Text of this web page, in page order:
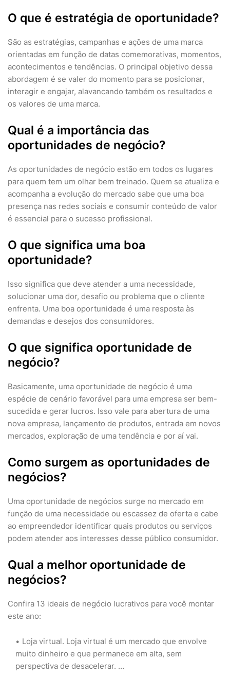
O que é estratégia de oportunidade?
São as estratégias, campanhas e ações de uma marca
orientadas em função de datas comemorativas, momentos,
acontecimentos e tendências. O principal objetivo dessa
abordagem é se valer do momento para se posicionar,
interagir e engajar, alavancando também os resultados e
os valores de uma marca.
Qual é a importância das
oportunidades de negócio?
As oportunidades de negócio estão em todos os lugares
para quem tem um olhar bem treinado. Quem se atualiza e
acompanha a evolução do mercado sabe que uma boa
presença nas redes sociais e consumir conteúdo de valor
é essencial para o sucesso profissional.
O que significa uma boa
oportunidade?
Isso significa que deve atender a uma necessidade,
solucionar uma dor, desafio ou problema que o cliente
enfrenta. Uma boa oportunidade é uma resposta às
demandas e desejos dos consumidores.
O que significa oportunidade de
negócio?
Basicamente, uma oportunidade de negócio é uma
espécie de cenário favorável para uma empresa ser bem-
sucedida e gerar lucros. Isso vale para abertura de uma
nova empresa, lançamento de produtos, entrada em novos
mercados, exploração de uma tendência e por aí vai.
Como surgem as oportunidades de
negócios?
Uma oportunidade de negócios surge no mercado em
função de uma necessidade ou escassez de oferta e cabe
ao empreendedor identificar quais produtos ou serviços
podem atender aos interesses desse público consumidor.
Qual a melhor oportunidade de
negócios?
Confira 13 ideais de negócio lucrativos para você montar
este ano:
Loja virtual. Loja virtual é um mercado que envolve
muito dinheiro e que permanece em alta, sem
perspectiva de desacelerar. …